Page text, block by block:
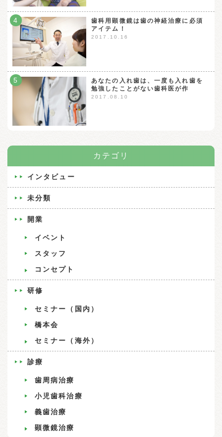
4
歯科用顕微鏡は歯の神経治療に必須
アイテム！
2017.10.16
5
あなたの入れ歯は、一度も入れ歯を
勉強したことがない歯科医が作
2017.08.10
カテゴリ
インタビュー
未分類
開業
イベント
スタッフ
コンセプト
研修
セミナー（国内）
橋本会
セミナー（海外）
診療
歯周病治療
小児歯科治療
義歯治療
顕微鏡治療